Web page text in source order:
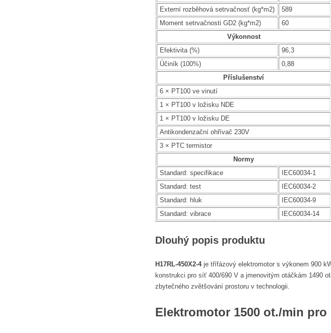
Externí rozběhová setrvačnosť (kg*m2)
589
Moment setrvačnosti GD2 (kg*m2)
60
Výkonnost
Efektivita (%)
96,3
Účiník (100%)
0,88
Příslušenství
6 × PT100 ve vinutí
1 × PT100 v ložisku NDE
1 × PT100 v ložisku DE
Antikondenzační ohřívač 230V
3 × PTC termistor
Normy
Standard: specifikace
IEC60034-1
Standard: test
IEC60034-2
Standard: hluk
IEC60034-9
Standard: vibrace
IEC60034-14
Dlouhý popis produktu
H17RL-450X2-4je třífázový elektromotor s výkonem 900
konstrukci pro síť 400/690 V a jmenovitým otáčkám 1490
zbytečného zvětšování prostoru v technologii.
Elektromotor 1500 ot./min